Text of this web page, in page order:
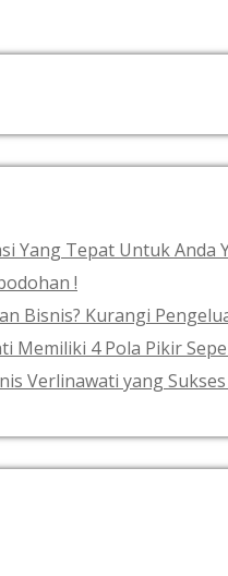
Yang Tepat Untuk
!
Bisnis? Kurangi
Memiliki 4 Pola Pikir
Verlinawati yang